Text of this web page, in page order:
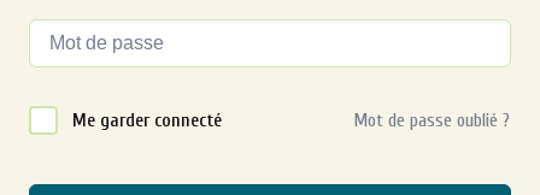
Alternative:Me garder connecté Mot de passe oublié ?